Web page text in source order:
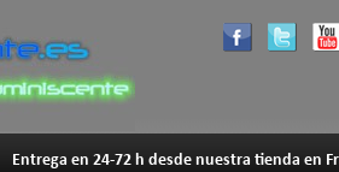
Entrega en 24-72 h desde nuestra tienda en